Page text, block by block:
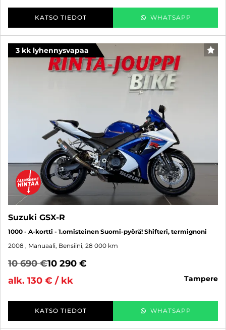
KATSO TIEDOT WHATSAPP
3 kk lyhennysvapaa
Suzuki GSX-R
1000 - A-kortti - 1.omisteinen Suomi-pyörä! Shifteri, termignoni
2008 , Manuaali, Bensiini, 28 000 km
10 690 €10 290 €
alk. 130 € / kk
tampere
KATSO TIEDOT WHATSAPP